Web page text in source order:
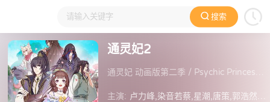
搜索
大家在看 日本动漫 国产动漫
通灵妃2
主演: 卢力峰,染音若蔡,星潮,唐策,郭浩然,金船,范馨源,王辅平,江月,赵袭,朱祎,万纯,赵秋融,李沁纹,朱婧,林强,王聪,孙鹏,贺文潇,刘琮,路扬,李昊甲,薄棠,刘彦汐